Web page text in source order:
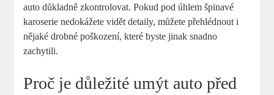
auto důkladně zkontrolovat. Pokud pod úhlem špinavé
karoserie nedokážete vidět detaily, můžete přehlédnout i
nějaké drobné poškození, které byste jinak snadno
zachytili.
Proč je důležité umýt auto před